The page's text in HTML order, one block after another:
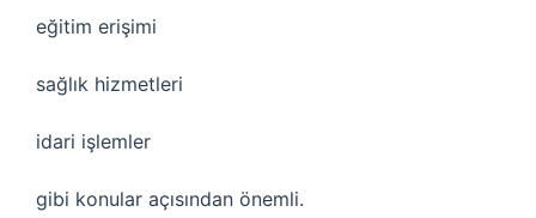
eğitim erişimi
sağlık hizmetleri
idari işlemler
gibi konular açısından önemli.